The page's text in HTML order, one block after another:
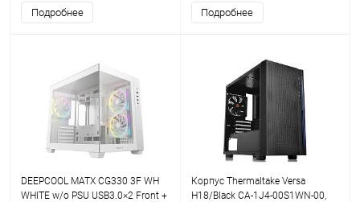
Подробнее Подробнее
DEEPCOOL MATX CG330 3F WH
WHITE w/o PSU USB3.0×2 Front +
Корпус Thermaltake Versa
H18/Black CA-1J4-00S1WN-00,